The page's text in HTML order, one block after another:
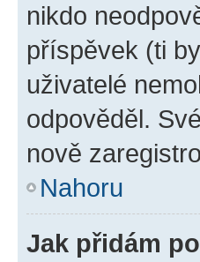
nikdo
příspěvek (ti
uživatelé
odpověděl.
nově
Nahoru
Jak přidám